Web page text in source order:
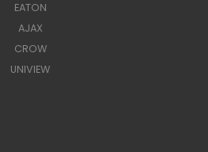
EATON
AJAX
CROW
UNIVIEW